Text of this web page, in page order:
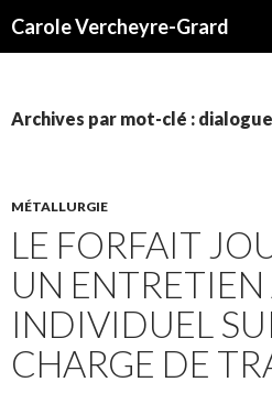
Carole Vercheyre-Grard
Archives par mot-clé : dialogue
MÉTALLURGIE
LE FORFAIT
UN
INDIVIDUEL
CHARGE DE